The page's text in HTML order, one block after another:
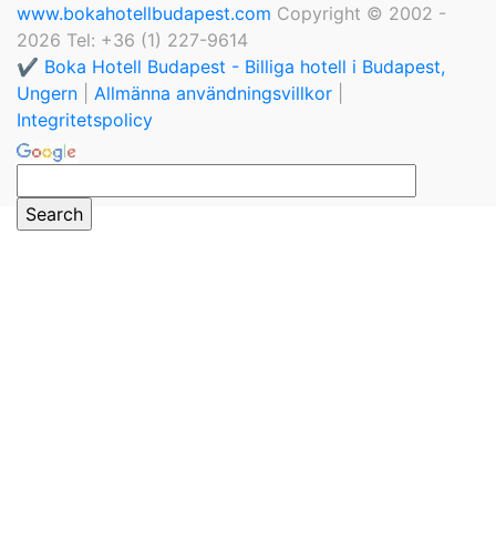
www.bokahotellbudapest.com Copyright © 2002 -
2026 Tel: +36 (1) 227-9614
✔️ Boka Hotell Budapest - Billiga hotell i Budapest,
Ungern
Allmänna användningsvillkor
Integritetspolicy